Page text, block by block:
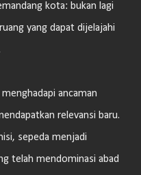
kota: bukan lagi
yang dapat dijelajahi
ancaman
relevansi baru.
sepeda menjadi
telah mendominasi abad